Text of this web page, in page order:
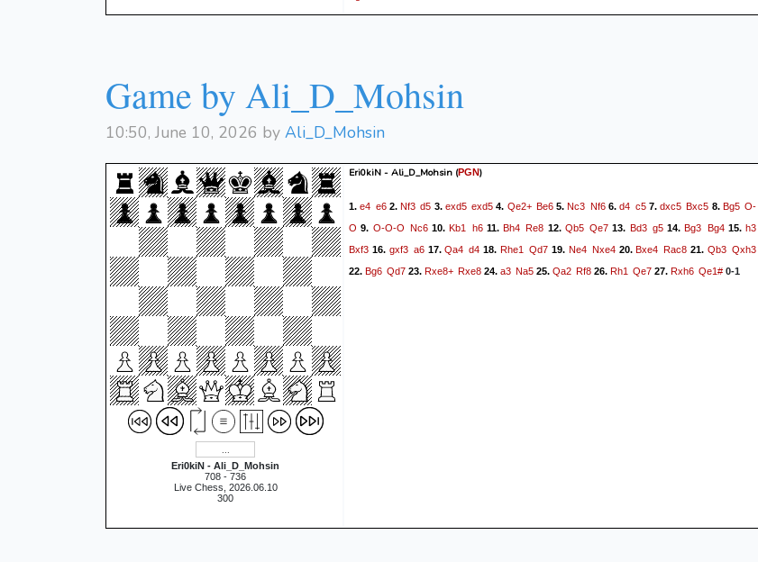
Ke760.Rd5 Kf661.Rd6+ Kg762.Kg3 Re3+63.Kh4 d364.Kg5 Kf765.Kxf5 Ke766.Rd4
81.
Game by Ali_D_Mohsin
10:50, June 10, 2026 by Ali_D_Mohsin
Eri0kiN - Ali_D_Mohsin
708 - 736
Live Chess, 2026.06.10
300
Eri0kiN - Ali_D_Mohsin (PGN)
1.e4 e62.Nf3 d5 3. exd5 exd5 4. Qe2+ Be65.Nc3 Nf66.d4 c57.dxc5 Bxc5 8. Bg5 O-
O 9. O-O-O Nc610.Kb1 h611. Bh4 Re8 12. Qb5 Qe7 13. Bd3 g514.Bg3 Bg415. h3
Bxf3 16. gxf3 a617.Qa4 d4 18.Rhe1 Qd7 19. Ne4 Nxe420.Bxe4 Rac8 21.Qb3 Qxh3
22. Bg6 Qd7 23. Rxe8+ Rxe8 24. a3 Na5 25. Qa2 Rf8 26. Rh1 Qe7 27. Rxh6 Qe1# 0-1